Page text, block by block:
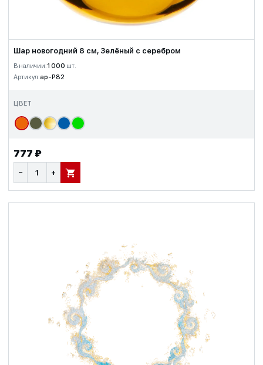
Шар новогодний 8 см, Зелёный с серебром
В наличии:1 000 шт.
Артикул:ap-P82
ЦВЕТ
777 ₽
− + В КОРЗИНУ